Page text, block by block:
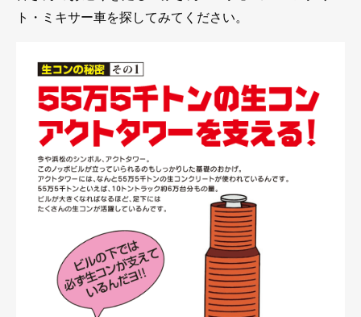
ト・ミキサー車を探してみてください。